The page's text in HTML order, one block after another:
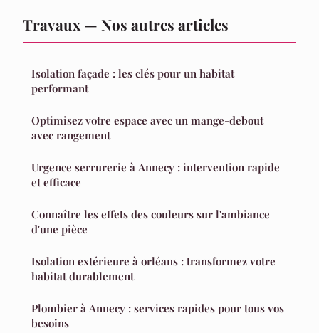
Travaux — Nos autres articles
Isolation façade : les clés pour un habitat
performant
Optimisez votre espace avec un mange-debout
avec rangement
Urgence serrurerie à Annecy : intervention rapide
et efficace
Connaître les effets des couleurs sur l'ambiance
d'une pièce
Isolation extérieure à orléans : transformez votre
habitat durablement
Plombier à Annecy : services rapides pour tous vos
besoins